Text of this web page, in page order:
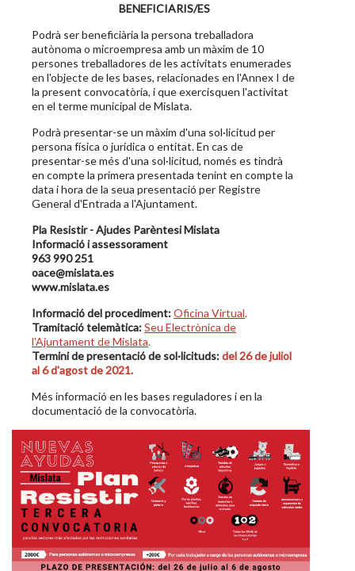
BENEFICIARIS/ES
Podrà ser beneficiària la persona treballadora
autònoma o microempresa amb un màxim de 10
persones treballadores de les activitats enumerades
en l'objecte de les bases, relacionades en l'Annex I de
la present convocatòria, i que exercisquen l'activitat
en el terme municipal de Mislata.
Podrà presentar-se un màxim d'una sol·licitud per
persona física o jurídica o entitat. En cas de
presentar-se més d'una sol·licitud, només es tindrà
en compte la primera presentada tenint en compte la
data i hora de la seua presentació per Registre
General d'Entrada a l'Ajuntament.
Pla Resistir - Ajudes Parèntesi Mislata
Informació i assessorament
963 990 251
oace@mislata.es
www.mislata.es
Informació del procediment:Oficina Virtual.
Tramitació telemàtica:Seu Electrònica de
l'Ajuntament de Mislata.
Termini de presentació de sol·licituds:del 26 de juliol
al6 d'agost de 2021.
Més informació en les bases reguladores i en la
documentació de la convocatòria.